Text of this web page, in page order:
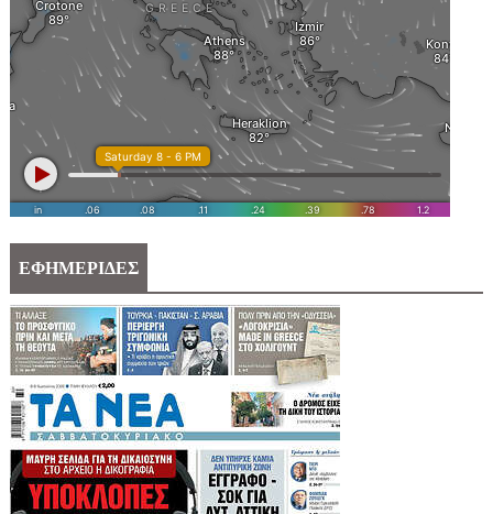
ΕΦΗΜΕΡΙΔΕΣ